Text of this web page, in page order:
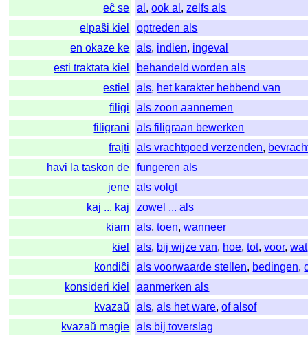
eĉ se
al ,ook al ,zelfs als
elpaŝi kiel
optreden als
en okaze ke
als, indien, ingeval
esti traktata kiel
behandeld worden als
estiel
als, het karakter hebbend van
filigi
als zoon aannemen
filigrani
als filigraan bewerken
frajti
als vrachtgoed verzenden,
havi la taskon de
fungeren als
jene
als volgt
kaj ... kaj
zowel ... als
kiam
als,toen,wanneer
kiel
als, bij wijze van, hoe,tot,voor,wat
kondiĉi
als voorwaarde stellen, bedingen,
konsideri kiel
aanmerken als
kvazaŭ
als,als het ware,of alsof
kvazaŭ magie
als bij toverslag